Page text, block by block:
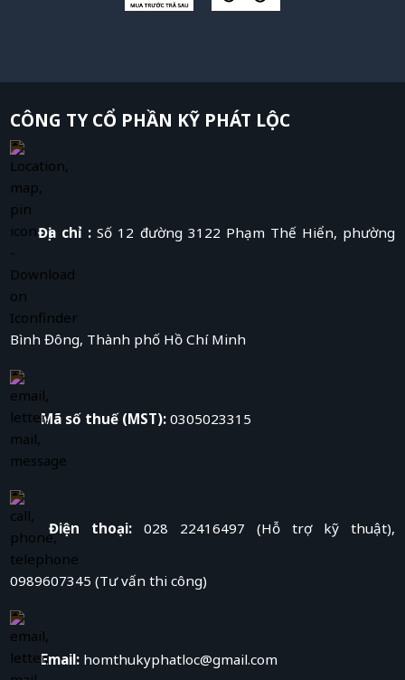
CÔNG TY CỔ PHẦN KỸ PHÁT LỘC
Địa chỉ : Số 12 đường 3122 Phạm Thế Hiển, phường
Bình Đông, Thành phố Hồ Chí Minh
Mã số thuế (MST): 0305023315
Điện thoại: 028 22416497 (Hỗ trợ kỹ thuật),
0989607345 (Tư vấn thi công)
Email: homthukyphatloc@gmail.com